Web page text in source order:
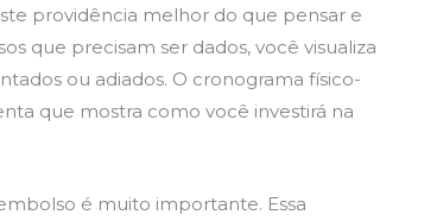
providência melhor do que pensar e
que precisam ser dados, você visualiza
ou adiados. O cronograma físico-
que mostra como você investirá na
é muito importante. Essa